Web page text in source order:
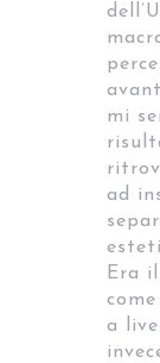
mi
ad
Era
a